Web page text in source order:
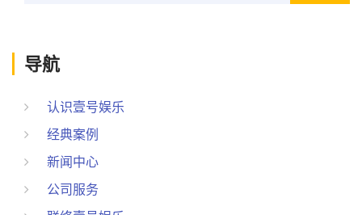
导航
认识壹号娱乐
经典案例
新闻中心
公司服务